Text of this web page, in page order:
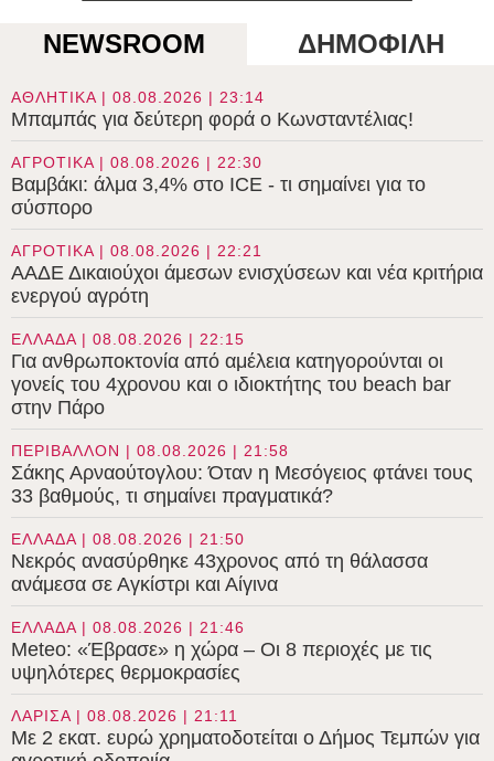
NEWSROOM ΔΗΜΟΦΙΛΗ
ΑΘΛΗΤΙΚΑ | 08.08.2026 | 23:14
Μπαμπάς για δεύτερη φορά ο Κωνσταντέλιας!
ΑΓΡΟΤΙΚΑ | 08.08.2026 | 22:30
Βαμβάκι: άλμα 3,4% στο ICE - τι σημαίνει για το
σύσπορο
ΑΓΡΟΤΙΚΑ | 08.08.2026 | 22:21
ΑΑΔΕ Δικαιούχοι άμεσων ενισχύσεων και νέα κριτήρια
ενεργού αγρότη
ΕΛΛΑΔΑ | 08.08.2026 | 22:15
Για ανθρωποκτονία από αμέλεια κατηγορούνται οι
γονείς του 4χρονου και ο ιδιοκτήτης του beach bar
στην Πάρο
ΠΕΡΙΒΑΛΛΟΝ | 08.08.2026 | 21:58
Σάκης Αρναούτογλου: Όταν η Μεσόγειος φτάνει τους
33 βαθμούς, τι σημαίνει πραγματικά?
ΕΛΛΑΔΑ | 08.08.2026 | 21:50
Νεκρός ανασύρθηκε 43χρονος από τη θάλασσα
ανάμεσα σε Αγκίστρι και Αίγινα
ΕΛΛΑΔΑ | 08.08.2026 | 21:46
Meteo: «Έβρασε» η χώρα – Οι 8 περιοχές με τις
υψηλότερες θερμοκρασίες
ΛΑΡΙΣΑ | 08.08.2026 | 21:11
Με 2 εκατ. ευρώ χρηματοδοτείται ο Δήμος Τεμπών για